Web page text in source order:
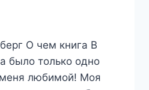
О чем книга В
было только одно
любимой! Моя